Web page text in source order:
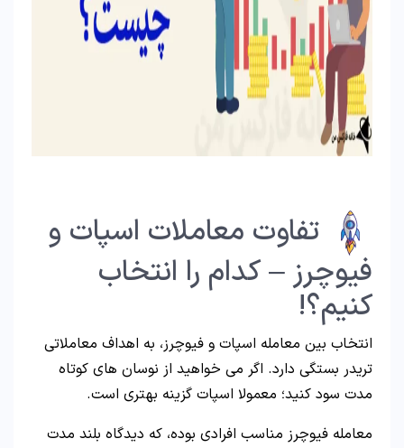
تفاوت معاملات اسپات و
فیوچرز – کدام را انتخاب
کنیم؟!
انتخاب بین معامله اسپات و فیوچرز، به اهداف معاملاتی
تریدر بستگی دارد. اگر می خواهید از نوسان های کوتاه
مدت سود کنید؛ معمولا اسپات گزینه بهتری است.
معامله فیوچرز مناسب افرادی بوده، که دیدگاه بلند مدت